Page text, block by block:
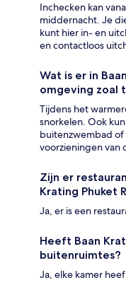
Inchecken kan
middernacht. Je
kunt hier in- en
en contactloos
Wat is er in
omgeving zoal
Tijdens het
snorkelen. Ook
buitenzwembad of
voorzieningen van
Zijn er
Krating Phuket
Ja, er is een
Heeft Baan
buitenruimtes?
Ja, elke kamer